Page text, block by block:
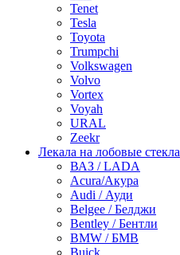
Tenet
Tesla
Toyota
Trumpchi
Volkswagen
Volvo
Vortex
Voyah
URAL
Zeekr
Лекала на лобовые стекла
ВАЗ / LADA
Acura/Акура
Audi / Ауди
Belgee / Белджи
Bentley / Бентли
BMW / БМВ
Buick